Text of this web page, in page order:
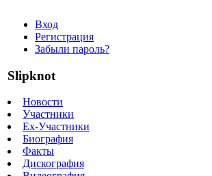
Вход
Регистрация
Забыли пароль?
Slipknot
Новости
Участники
Ex-Участники
Биография
Факты
Дискография